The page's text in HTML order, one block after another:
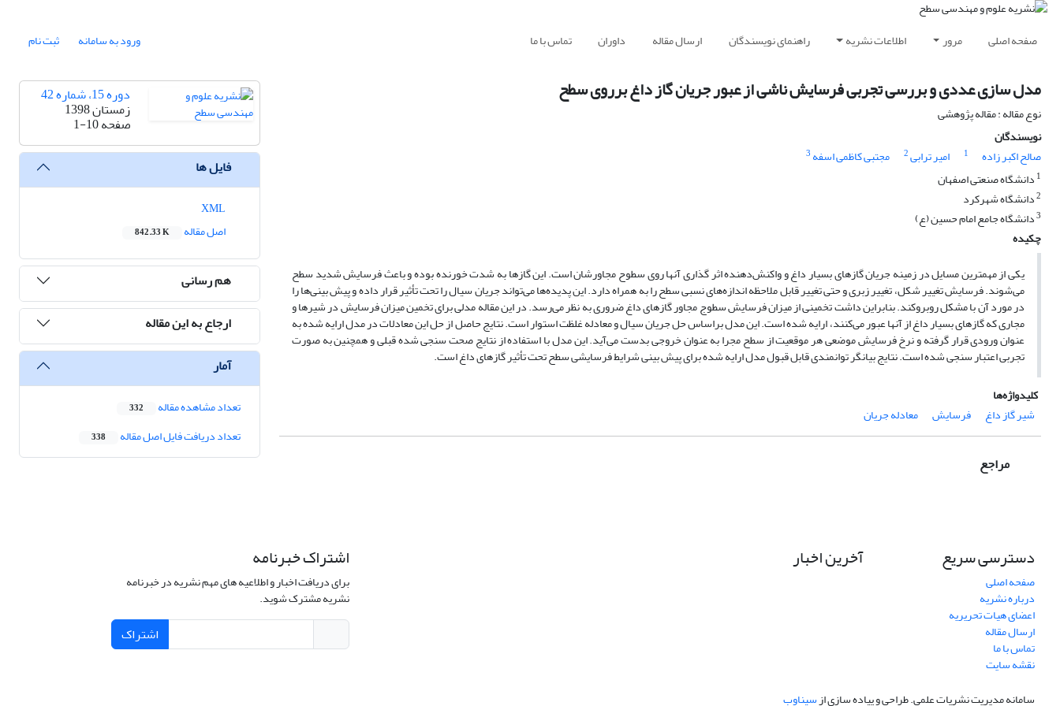
صفحه اصلی مرور اطلاعات نشریه راهنمای نویسندگان ارسال مقاله داوران تماس با ما ورود به سامانه ثبت نام
مدل سازی عددی و بررسی تجربی فرسایش ناشی از عبور جریان گاز داغ برروی سطح
نوع مقاله : مقاله پژوهشی
نویسندگان
صالح اکبر زاده
1 امیر ترابی2 مجتبی کاظمی اسفه 3
1 دانشگاه صنعتی اصفهان
2دانشگاه شهرکرد
3دانشگاه جامع امام حسین (ع)
چکیده
یکی از مهمترین مسایل در زمینه جریان گازهای بسیار داغ و واکنش‌دهنده اثر گذاری آنها روی سطوح مجاورشان است. این گازها به شدت خورنده بوده و باعث فرسایش شدید سطح
می‌شوند. فرسایش تغییر شکل، تغییر زبری و حتی تغییر قابل ملاحظه اندازه‌های نسبی سطح را به همراه دارد. این پدیده‌ها می‌تواند جریان سیال را تحت تأثیر قرار داده و پیش بینی‌ها را
در مورد آن با مشکل روبروکند. بنابراین داشت تخمینی از میزان فرسایش سطوج مجاور گازهای داغ ضروری به نظر می‌رسد. در این مقاله مدلی برای تخمین میزان فرسایش در شیرها و
مجاری که گازهای بسیار داغ از آنها عبور می‌کنند، ارایه شده است. این مدل براساس حل جریان سیال و معادله غلظت استوار است. نتایج حاصل از حل این معادلات در مدل ارایه شده به
عنوان ورودی قرار گرفته و نرخ فرسایش موضعی هر موقعیت از سطح مجرا به عنوان خروجی بدست می‌آید. این مدل با استفاده از نتایج صحت سنجی شده قبلی و همچنین به صورت
تجربی اعتبار سنجی شده است. نتایج بیانگر توانمندی قابل قبول مدل ارایه شده برای پیش بینی شرایط فرسایشی سطح تحت تأثیر گازهای داغ است.
کلیدواژه‌ها
شیر گاز داغ
فرسایش معادله جریان
مراجع
دوره 15، شماره 42
زمستان 1398
صفحه1-10
فایل ها
اصل مقاله
842.33 K
هم رسانی
ارجاع به این مقاله
آمار
تعداد مشاهده مقاله 332
تعداد دریافت فایل اصل مقاله 338
دسترسی سریع
صفحه اصلی
درباره نشریه
اعضای هیات تحریریه
ارسال مقاله
تماس با ما
نقشه سایت
آخرین اخبار اشتراک خبرنامه
برای دریافت اخبار و اطلاعیه های مهم نشریه در خبرنامه
نشریه مشترک شوید.
اشتراک
سامانه مدیریت نشریات علمی.طراحی و پیاده سازی ازسیناوب